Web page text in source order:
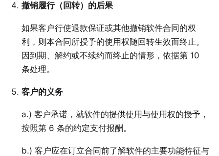
撤销履行（回转）的后果
如果客户行使退款保证或其他撤销软件合同的权
利，则本合同所授予的使用权随回转生效而终止。
因到期、解约或不续约而终止的情形，依据第 10
条处理。
客户的义务
a.) 客户承诺，就软件的提供使用与使用权的授予，
按照第 6 条的约定支付报酬。
b.) 客户应在订立合同前了解软件的主要功能特征与